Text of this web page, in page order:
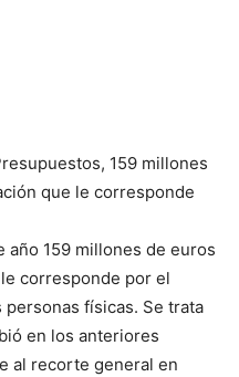
159 millones
que le corresponde
año 159 millones de euros
corresponde por el
físicas. Se trata
en los anteriores
al recorte general en